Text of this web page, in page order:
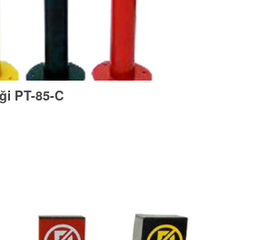
PT-85-C